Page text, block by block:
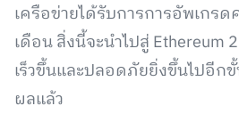
เครือข่ายได้รับการการอัพเกรด
เดือน สิ่งนี้จะนำไปสู่ Ethereum
เร็วขึ้นและปลอดภัยยิ่งขึ้นไปอีก
ผลแล้ว